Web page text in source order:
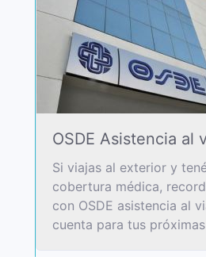
OSDE Asistencia al
Si viajas al exterior y
cobertura médica,
con OSDE asistencia al
cuenta para tus